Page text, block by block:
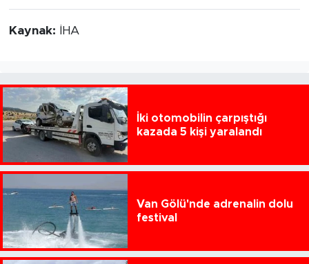
Kaynak: İHA
İki otomobilin çarpıştığı
kazada 5 kişi yaralandı
Van Gölü'nde adrenalin dolu
festival